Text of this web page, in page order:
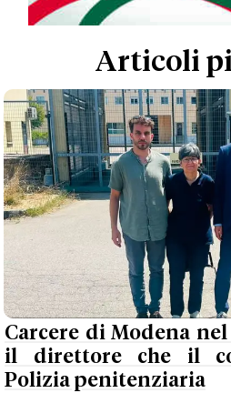
Articoli
Carcere di Modena
il direttore che il
Polizia penitenziaria